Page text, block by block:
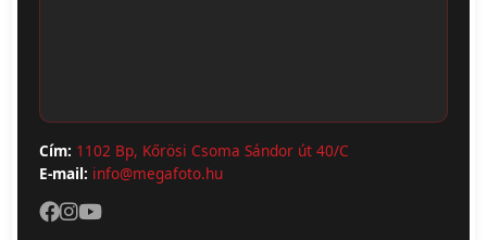
Cím: 1102 Bp, Kőrösi Csoma Sándor út 40/C
E-mail: info@megafoto.hu